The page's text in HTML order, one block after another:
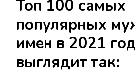
Топ 100 самых
популярных
имен в 2021
выглядит так: